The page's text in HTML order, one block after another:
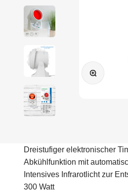
Bild vergrößern
Dreistufiger elektronischer
Abkühlfunktion mit
Intensives Infrarotlicht zur
300 Watt